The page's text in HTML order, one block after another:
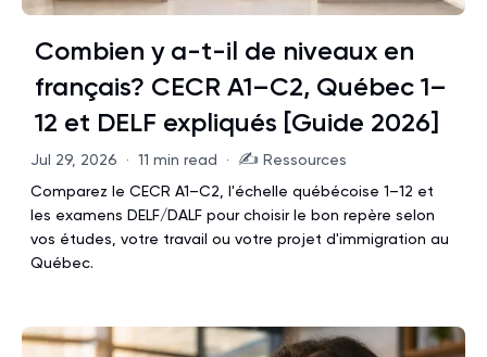
Combien y a-t-il de niveaux en
français? CECR A1–C2, Québec 1–
12 et DELF expliqués [Guide 2026]
Jul 29, 2026 · 11 min read · ✍️ Ressources
Comparez le CECR A1–C2, l'échelle québécoise 1–12 et
les examens DELF/DALF pour choisir le bon repère selon
vos études, votre travail ou votre projet d'immigration au
Québec.